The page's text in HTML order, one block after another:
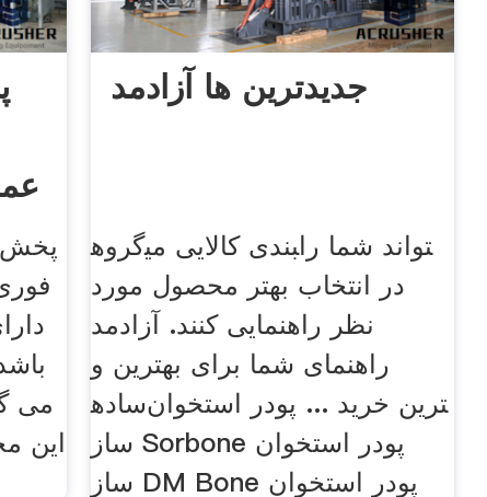
پخش
می
این
جدیدترین ها آزادمد
گروه‎بندی کالایی می‎تواند شما را
در انتخاب بهتر محصول مورد
نظر راهنمایی کنند. آزادمد
راهنمای شما برای بهترین و
ساده‎ترین خرید ... پودر استخوان
ساز Sorbone پودر استخوان
ساز DM Bone پودر استخوان